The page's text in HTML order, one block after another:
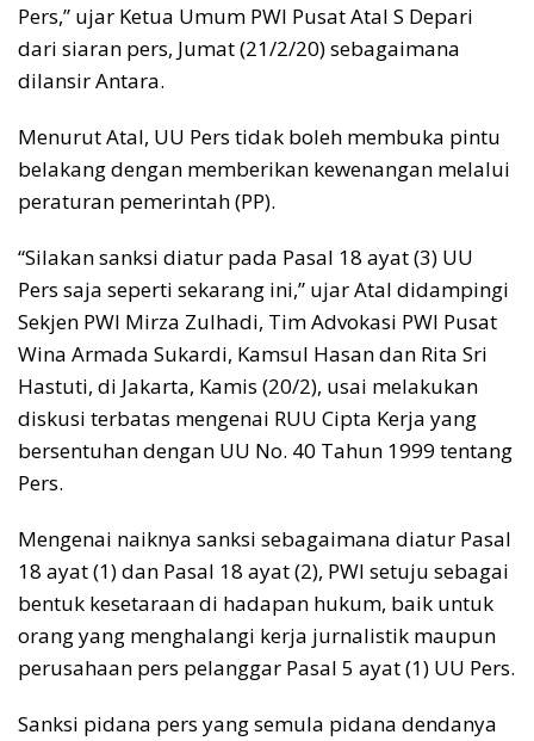
Pers,” ujar Ketua Umum PWI Pusat Atal S Depari
dari siaran pers, Jumat (21/2/20) sebagaimana
dilansir Antara.
Menurut Atal, UU Pers tidak boleh membuka pintu
belakang dengan memberikan kewenangan melalui
peraturan pemerintah (PP).
“Silakan sanksi diatur pada Pasal 18 ayat (3) UU
Pers saja seperti sekarang ini,” ujar Atal didampingi
Sekjen PWI Mirza Zulhadi, Tim Advokasi PWI Pusat
Wina Armada Sukardi, Kamsul Hasan dan Rita Sri
Hastuti, di Jakarta, Kamis (20/2), usai melakukan
diskusi terbatas mengenai RUU Cipta Kerja yang
bersentuhan dengan UU No. 40 Tahun 1999 tentang
Pers.
Mengenai naiknya sanksi sebagaimana diatur Pasal
18 ayat (1) dan Pasal 18 ayat (2), PWI setuju sebagai
bentuk kesetaraan di hadapan hukum, baik untuk
orang yang menghalangi kerja jurnalistik maupun
perusahaan pers pelanggar Pasal 5 ayat (1) UU Pers.
Sanksi pidana pers yang semula pidana dendanya